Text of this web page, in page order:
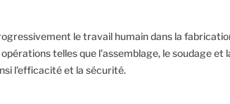
le travail humain dans la
telles que l'assemblage, le soudage et
l'efficacité et la sécurité.